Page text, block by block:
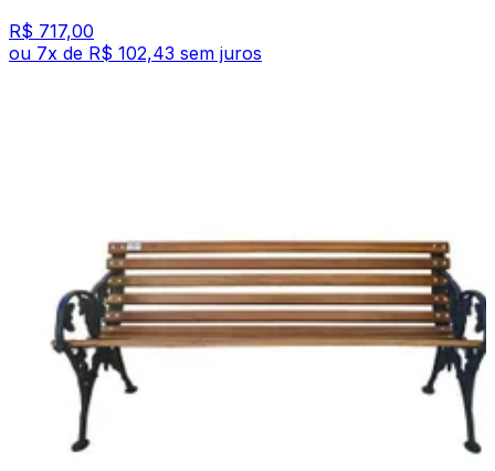
R$ 717,00
ou 7x de R$ 102,43 sem juros